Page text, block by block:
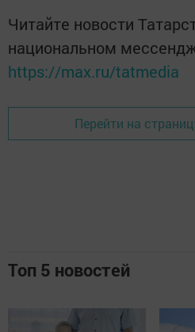
Читайте новости
национальном
https://max.ru/tatmedia
Перейти на
Топ 5 новостей